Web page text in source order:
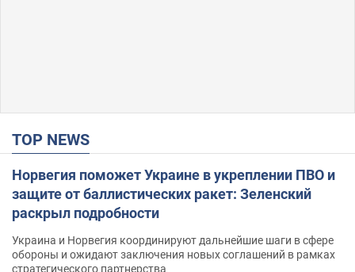
TOP NEWS
Норвегия поможет Украине в укреплении ПВО и
защите от баллистических ракет: Зеленский
раскрыл подробности
Украина и Норвегия координируют дальнейшие шаги в сфере
обороны и ожидают заключения новых соглашений в рамках
стратегического партнерства